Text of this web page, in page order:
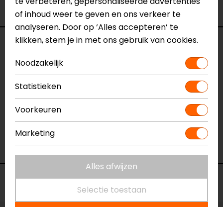
Kleur
N.v.t.
Reviews (1)
27-12-2021
Staat zeer mooi op mijn ktm 790 duke Zeker de
extra inserts maken het kompleet
- bols
Voorraad
of inhoud weer te geven en ons verkeer te
analyseren. Door op ‘Alles accepteren’ te
klikken, stem je in met ons gebruik van cookies.
Noodzakelijk
Statistieken
Voorkeuren
Marketing
Alles afwijzen
Selectie toestaan